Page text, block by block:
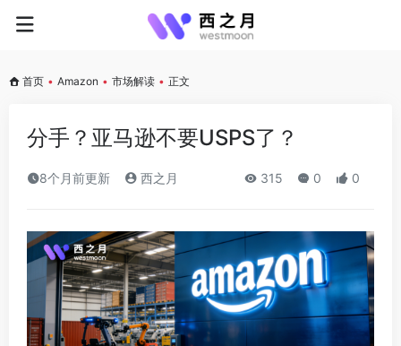
首页 • Amazon • 市场解读 • 正文
分手？亚马逊不要USPS了？
8个月前更新 西之月 315 0 0